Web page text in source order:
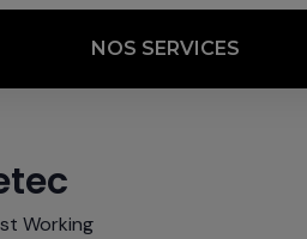
NOS SERVICES
Working